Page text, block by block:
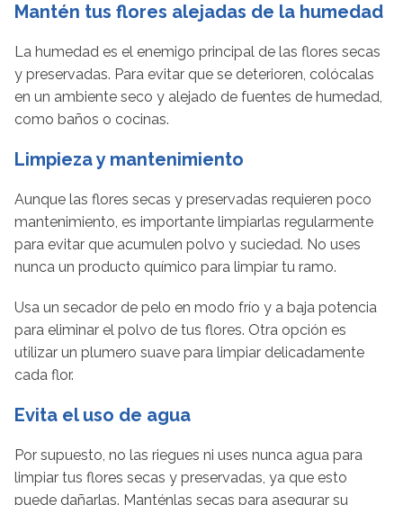
Mantén tus flores alejadas de la humedad
La humedad es el enemigo principal de las flores secas
y preservadas. Para evitar que se deterioren, colócalas
en un ambiente seco y alejado de fuentes de humedad,
como baños o cocinas.
Limpieza y mantenimiento
Aunque las flores secas y preservadas requieren poco
mantenimiento, es importante limpiarlas regularmente
para evitar que acumulen polvo y suciedad. No uses
nunca un producto químico para limpiar tu ramo.
Usa un secador de pelo en modo frío y a baja potencia
para eliminar el polvo de tus flores. Otra opción es
utilizar un plumero suave para limpiar delicadamente
cada flor.
Evita el uso de agua
Por supuesto, no las riegues ni uses nunca agua para
limpiar tus flores secas y preservadas, ya que esto
puede dañarlas. Manténlas secas para asegurar su